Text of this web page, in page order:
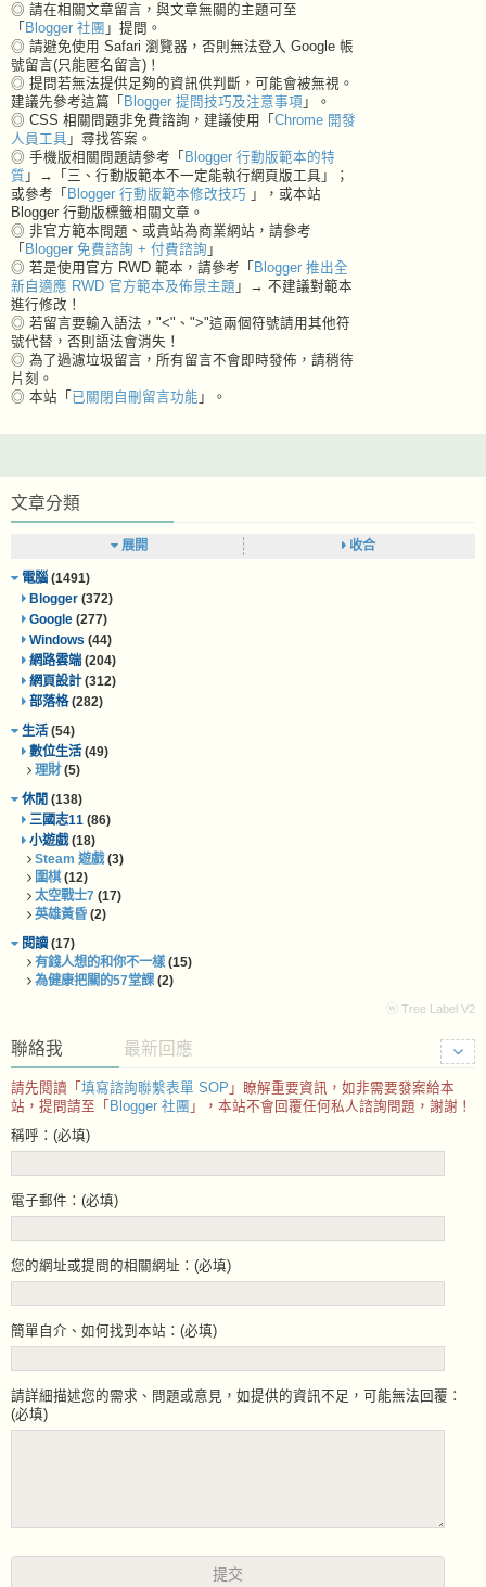
◎ 請在相關文章留言，與文章無關的主題可至
「 Blogger 社團 」提問。
◎ 請避免使用 Safari 瀏覽器，否則無法登入 Google 帳
號留言(只能匿名留言)！
◎ 提問若無法提供足夠的資訊供判斷，可能會被無視。
建議先參考這篇「 Blogger 提問技巧及注意事項 」。
◎ CSS 相關問題非免費諮詢，建議使用「 Chrome 開發
人員工具 」尋找答案。
◎ 手機版相關問題請參考「 Blogger 行動版範本的特
質 」→「三、行動版範本不一定能執行網頁版工具」；
或參考「 Blogger 行動版範本修改技巧 」，或本站
Blogger 行動版標籤相關文章。
◎ 非官方範本問題、或貴站為商業網站，請參考
「 Blogger 免費諮詢 + 付費諮詢 」
◎ 若是使用官方 RWD 範本，請參考「 Blogger 推出全
新自適應 RWD 官方範本及佈景主題 」→ 不建議對範本
進行修改！
◎ 若留言要輸入語法，"<"、">"這兩個符號請用其他符
號代替，否則語法會消失！
◎ 為了過濾垃圾留言，所有留言不會即時發佈，請稍待
片刻。
◎ 本站「 已關閉自刪留言功能 」。
文章分類
展開 收合
電腦 (1491)
Blogger (372)
Google (277)
Windows (44)
網路雲端(204)
網頁設計(312)
部落格(282)
生活(54)
數位生活(49)
理財(5)
休閒 (138)
三國志11 (86)
小遊戲(18)
Steam 遊戲(3)
圍棋(12)
太空戰士7 (17)
英雄黃昏 (2)
閱讀 (17)
有錢人想的和你不一樣(15)
為健康把關的57堂課(2)
ⓦ Tree Label V2
聯絡我 最新回應
請先閱讀「 填寫諮詢聯繫表單 SOP 」瞭解重要資訊，如非需要發案給本
站，提問請至「 Blogger 社團 」，本站不會回覆任何私人諮詢問題，謝謝！
稱呼：(必填)
電子郵件：(必填)
您的網址或提問的相關網址：(必填)
簡單自介、如何找到本站：(必填)
請詳細描述您的需求、問題或意見，如提供的資訊不足，可能無法回覆：
(必填)